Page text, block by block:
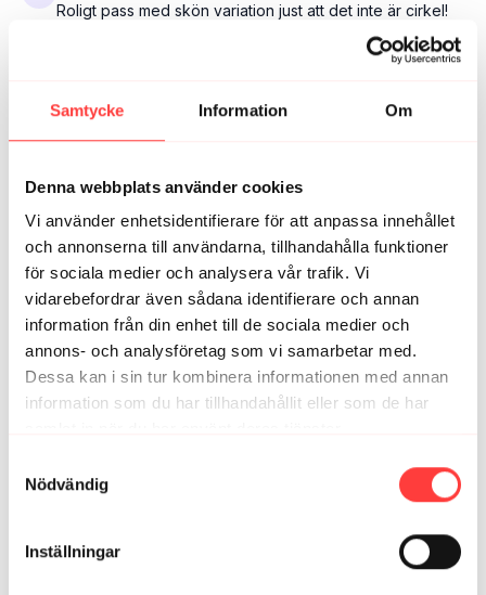
Samtycke Information Om
Denna webbplats använder cookies
Vi använder enhetsidentifierare för att anpassa innehållet
och annonserna till användarna, tillhandahålla funktioner
för sociala medier och analysera vår trafik. Vi
vidarebefordrar även sådana identifierare och annan
information från din enhet till de sociala medier och
annons- och analysföretag som vi samarbetar med.
Dessa kan i sin tur kombinera informationen med annan
information som du har tillhandahållit eller som de har
Nödvändig
Inställningar
Roligt pass med skön variation just att det inte är cirkel!
Hade precis som flera sagt önskat högre musik.
Pernilla B. september 19, 2023
Tack! Kul med många olika övningar. Jag är lite trött på
2
ae september 19, 2023
Tack igen för ett jättebra träningspass, ni är bäst!💛💛
1
Jättebra pass! Gillar när övningarna inte kommer tillbaka
☺️
karolina
1